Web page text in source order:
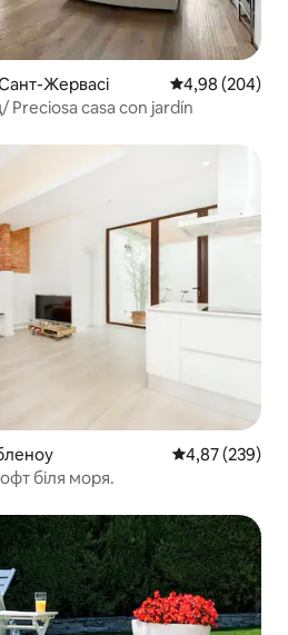
Жервасі Середня
4,98 (204)
Preciosa casa con jardín
Середня
4,87 (239)
біля моря.